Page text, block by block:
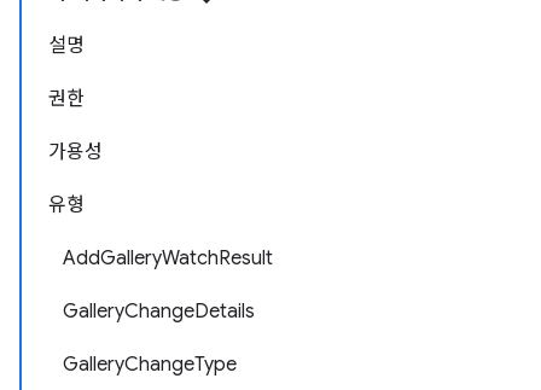
설명
권한
가용성
유형
AddGalleryWatchResult
GalleryChangeDetails
GalleryChangeType